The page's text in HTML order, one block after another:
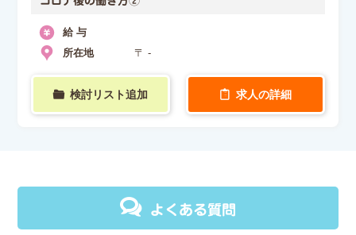
給 与
所在地
〒 -
検討リスト追加 求人の詳細
よくある質問